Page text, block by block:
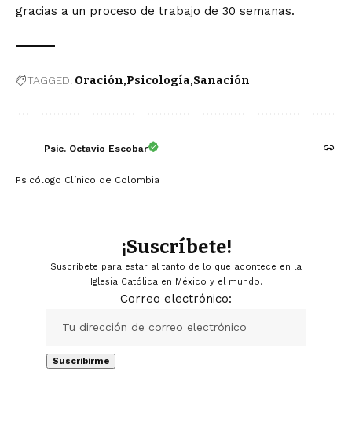
gracias a un proceso de trabajo de 30 semanas.
TAGGED: Oración Psicología Sanación
Psic. Octavio Escobar
Psicólogo Clínico de Colombia
¡Suscríbete!
Suscríbete para estar al tanto de lo que acontece en la
Iglesia Católica en México y el mundo.
Correo electrónico: